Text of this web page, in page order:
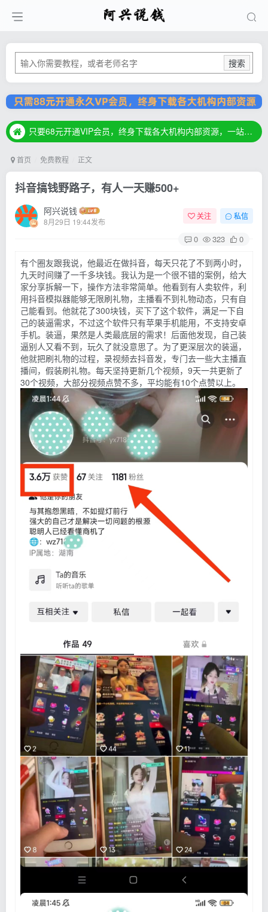
搜索
只要68元开通VIP会员，终身下载各大机构内部资源，一站式草根创业基地，最新最强网赚教程大全，小投入，大回报！
只要68元开通VIP会员，终身下载各大机构内部资源，一站式草根创业基地，最新最强网赚教程大全，小投入，大回报！
首页 免费教程 正文
抖音搞钱野路子，有人一天赚500+
阿兴说钱
8月29日 19:44发布
关注 私信
0 323 0
有个圈友跟我说，他最近在做抖音，每天只花了不到两小时，
九天时间赚了一千多块钱。我认为是一个很不错的案例，给大
家分享拆解一下，操作方法非常简单。他看到有人卖软件，利
用抖音模拟器能够无限刷礼物，主播看不到礼物动态，只有自
己能看到。他就花了300块钱，买下了这个软件，满足一下自
己的装逼需求，不过这个软件只有苹果手机能用，不支持安卓
手机。装逼，果然是人类最底层的需求！后面他发现，自己装
逼别人又看不到，玩久了就没意思了。为了更深层次的装逼，
他就把刷礼物的过程，录视频去抖音发，专门去一些大主播直
播间，假装刷礼物。每天坚持更新几个视频，9天一共更新了
30个视频，大部分视频点赞不多，平均能有10个点赞以上。